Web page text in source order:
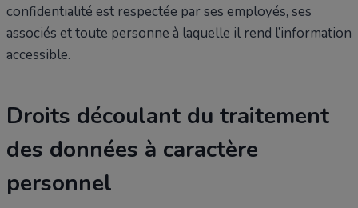
confidentialité est respectée par ses employés, ses
associés et toute personne à laquelle il rend l’information
accessible.
Droits découlant du traitement
des données à caractère
personnel